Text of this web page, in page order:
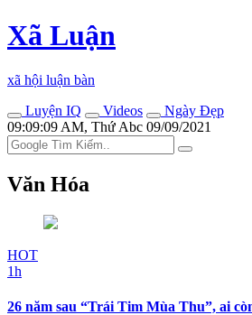
Xã Luận
xã hội luận bàn
Luyện IQ
Videos
Ngày Đẹp
09:09:09 AM, Thứ Abc 09/09/2021
Văn Hóa
HOT
1h
26 năm sau “Trái Tim Mùa Thu”, ai